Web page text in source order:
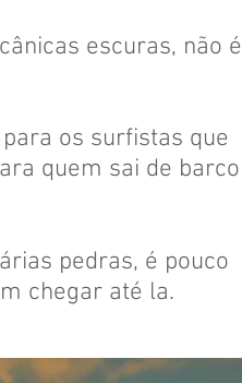
escuras, não é
os surfistas que
quem sai de barco
pedras, é pouco
chegar até la.